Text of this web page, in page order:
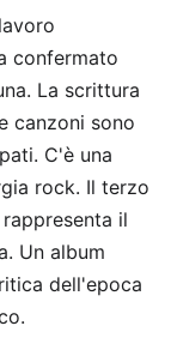
confermato
La scrittura
canzoni sono
C'è una
rock. Il terzo
il
Un album
dell'epoca